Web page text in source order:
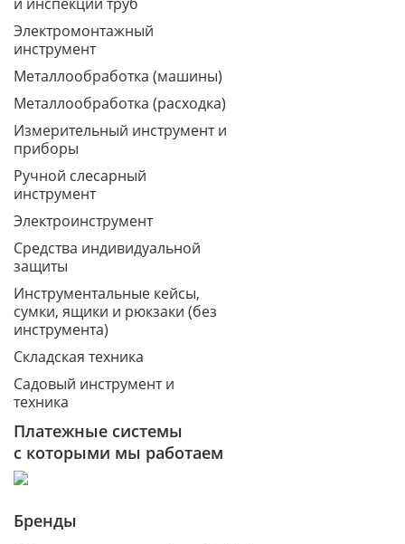
Электромонтажный
инструмент
Металлообработка (машины)
Металлообработка (расходка)
Измерительный инструмент и
приборы
Ручной слесарный
инструмент
Электроинструмент
Средства индивидуальной
защиты
Инструментальные кейсы,
сумки, ящики и рюкзаки (без
инструмента)
Складская техника
Садовый инструмент и
техника
Платежные системы
с которыми мы работаем
Бренды